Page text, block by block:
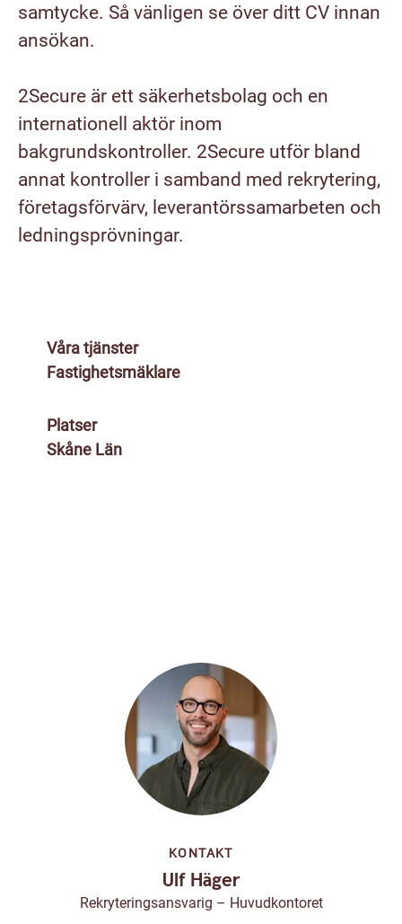
samtycke. Så vänligen se över ditt CV innan
ansökan.
2Secure är ett säkerhetsbolag och en
internationell aktör inom
bakgrundskontroller. 2Secure utför bland
annat kontroller i samband med rekrytering,
företagsförvärv, leverantörssamarbeten och
ledningsprövningar.
Våra tjänster
Fastighetsmäklare
Platser
Skåne Län
KONTAKT
Ulf Häger
Rekryteringsansvarig – Huvudkontoret